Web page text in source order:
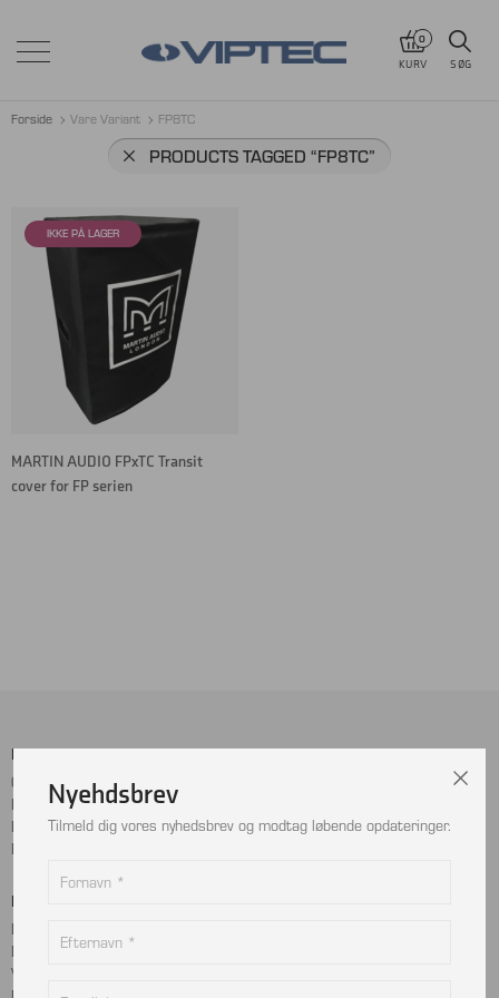
0
KURV
SØG
Forside Vare Variant FP8TC
PRODUCTS TAGGED “FP8TC”
MARTIN AUDIO FPxTC Transit
cover for FP serien
Menu
Cookie- og privatlivspolitik
Handelsbetingelser
Kontakt
Returnering
Sociale Medier
LinkedIn
Betalingskort
MobilePay
Dankort
Visa
Nyehdsbrev
Tilmeld dig vores nyhedsbrev og modtag løbende opdateringer.